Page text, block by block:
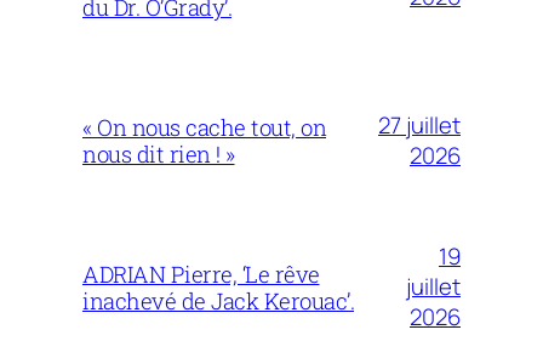
du Dr. O’Grady’.
« On nous cache tout, on
nous dit rien ! »
27 juillet
2026
ADRIAN Pierre, ‘Le rêve
inachevé de Jack Kerouac’.
19
juillet
2026